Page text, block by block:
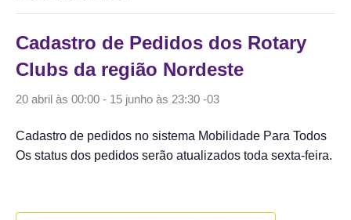
Cadastro de Pedidos dos Rotary
Clubs da região Nordeste
20 abril às 00:00 - 15 junho às 23:30 -03
Cadastro de pedidos no sistema Mobilidade Para Todos
Os status dos pedidos serão atualizados toda sexta-feira.